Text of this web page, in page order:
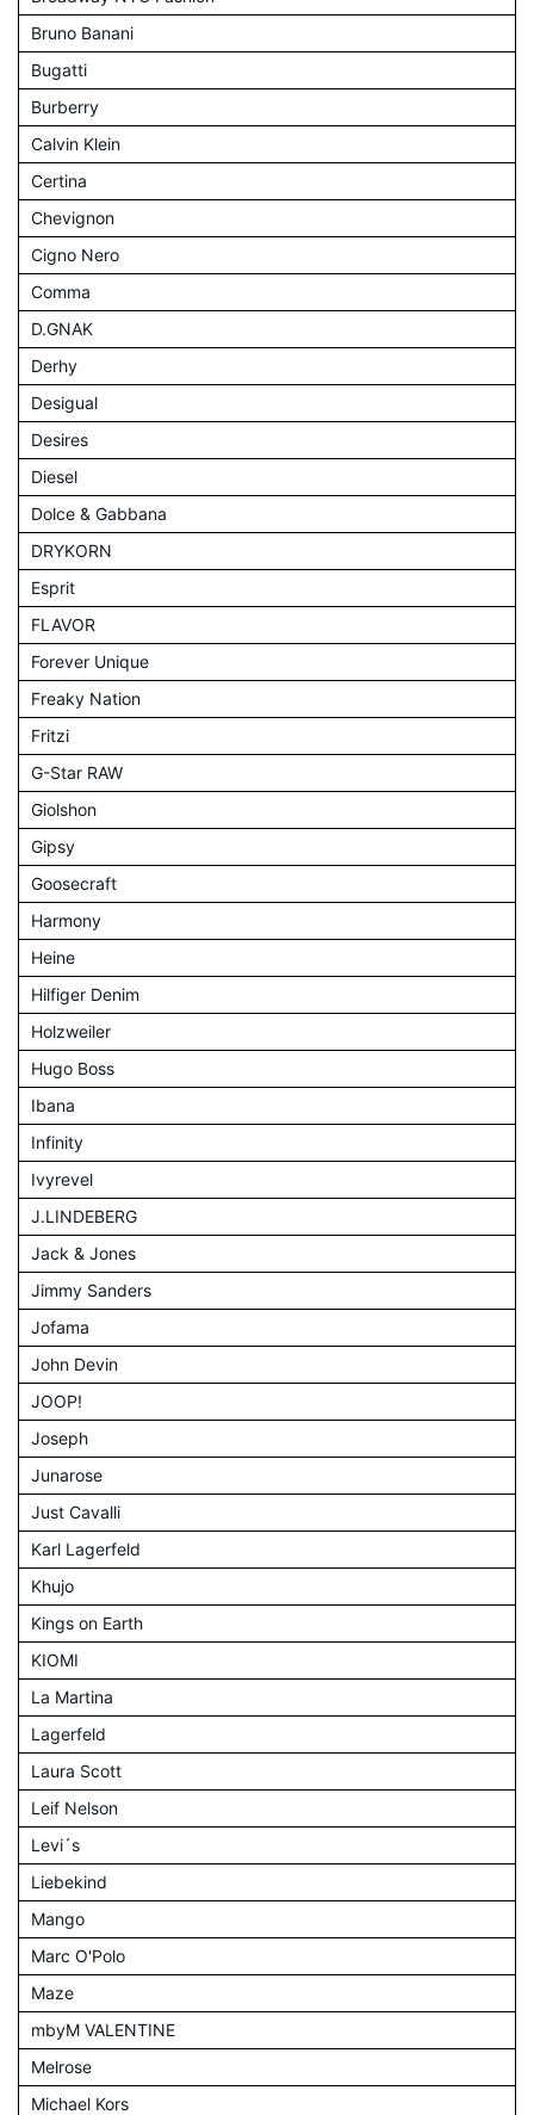
Bruno Banani
Bugatti
Burberry
Calvin Klein
Certina
Chevignon
Cigno Nero
Comma
D.GNAK
Derhy
Desigual
Desires
Diesel
Dolce & Gabbana
DRYKORN
Esprit
FLAVOR
Forever Unique
Freaky Nation
Fritzi
G-Star RAW
Giolshon
Gipsy
Goosecraft
Harmony
Heine
Hilfiger Denim
Holzweiler
Hugo Boss
Ibana
Infinity
Ivyrevel
J.LINDEBERG
Jack & Jones
Jimmy Sanders
Jofama
John Devin
JOOP!
Joseph
Junarose
Just Cavalli
Karl Lagerfeld
Khujo
Kings on Earth
KIOMI
La Martina
Lagerfeld
Laura Scott
Leif Nelson
Levi´s
Liebekind
Mango
Marc O'Polo
Maze
mbyM VALENTINE
Melrose
Michael Kors